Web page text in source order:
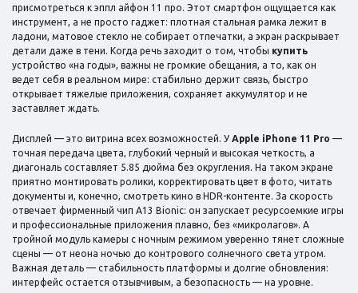
присмотреться к эппл айфон 11 про. Этот смартфон ощущается как
инструмент, а не просто гаджет: плотная стальная рамка лежит в
ладони, матовое стекло не собирает отпечатки, а экран раскрывает
детали даже в тени. Когда речь заходит о том, чтобы купить
устройство «на годы», важны не громкие обещания, а то, как он
ведет себя в реальном мире: стабильно держит связь, быстро
открывает тяжелые приложения, сохраняет аккумулятор и не
заставляет ждать.
Дисплей — это витрина всех возможностей. У Apple iPhone 11 Pro —
точная передача цвета, глубокий черный и высокая четкость, а
диагональ составляет 5.85 дюйма без округления. На таком экране
приятно монтировать ролики, корректировать цвет в фото, читать
документы и, конечно, смотреть кино в HDR-контенте. За скорость
отвечает фирменный чип A13 Bionic: он запускает ресурсоемкие игры
и профессиональные приложения плавно, без «микролагов». А
тройной модуль камеры с ночным режимом уверенно тянет сложные
сцены — от неона ночью до контрового солнечного света утром.
Важная деталь — стабильность платформы и долгие обновления:
интерфейс остается отзывчивым, а безопасность — на уровне.